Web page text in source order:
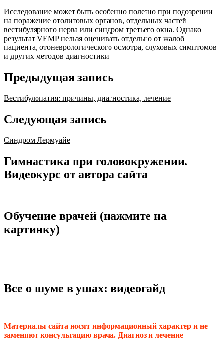
Исследование может быть особенно полезно при подозрении
на поражение отолитовых органов, отдельных частей
вестибулярного нерва или синдром третьего окна. Однако
результат VEMP нельзя оценивать отдельно от жалоб
пациента, отоневрологического осмотра, слуховых симптомов
и других методов диагностики.
Предыдущая запись
Вестибулопатия: причины, диагностика, лечение
Следующая запись
Синдром Лермуайе
Гимнастика при головокружении.
Видеокурс от автора сайта
Обучение врачей (нажмите на
картинку)
Все о шуме в ушах: видеогайд
Материалы сайта носят информационный характер и не
заменяют консультацию врача. Диагноз и лечение